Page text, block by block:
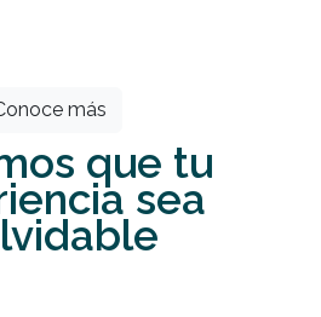
más
que tu
sea